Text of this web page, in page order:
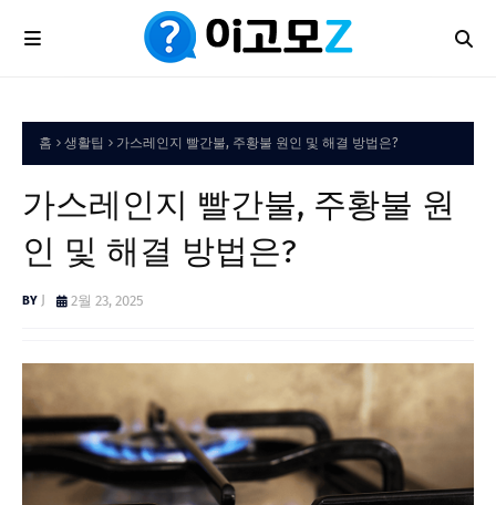
홈 생활팁 가스레인지 빨간불, 주황불 원인 및 해결 방법은?
가스레인지 빨간불, 주황불 원
인 및 해결 방법은?
J 2월 23, 2025